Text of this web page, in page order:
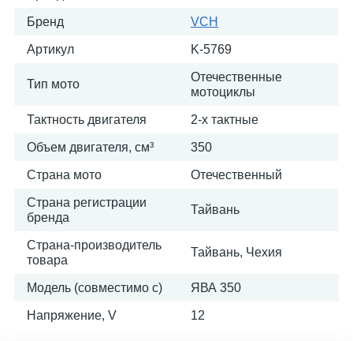
Бренд VCH
Артикул K-5769
Тип мото
Отечественные
мотоциклы
Тактность двигателя 2-х тактные
Объем двигателя, см³ 350
Страна мото Отечественный
Страна регистрации
бренда
Тайвань
Страна-производитель
товара
Тайвань, Чехия
Модель (совместимо с) ЯВА 350
Напряжение, V 12